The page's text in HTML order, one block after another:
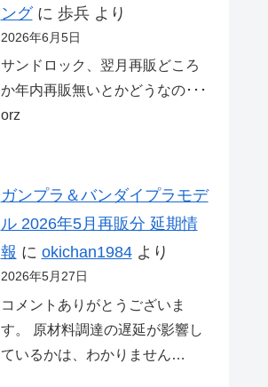
ングに 歩兵より
2026年6月5日
サンドロック、翌月再販どころ
か年内再販無いとかどうなの･･･
orz
ガンプラ＆バンダイプラモデ
ル 2026年5月再販分 延期情
報 に okichan1984より
2026年5月27日
コメントありがとうございま
す。 原材料調達の遅延が影響し
ているかは、わかりません…